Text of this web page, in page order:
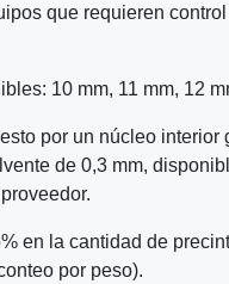
que requieren
10 mm, 11 mm, 12
por un núcleo interior
de 0,3 mm,
en la cantidad de
por peso).